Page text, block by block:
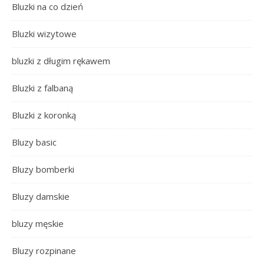
Bluzki na co dzień
Bluzki wizytowe
bluzki z długim rękawem
Bluzki z falbaną
Bluzki z koronką
Bluzy basic
Bluzy bomberki
Bluzy damskie
bluzy męskie
Bluzy rozpinane